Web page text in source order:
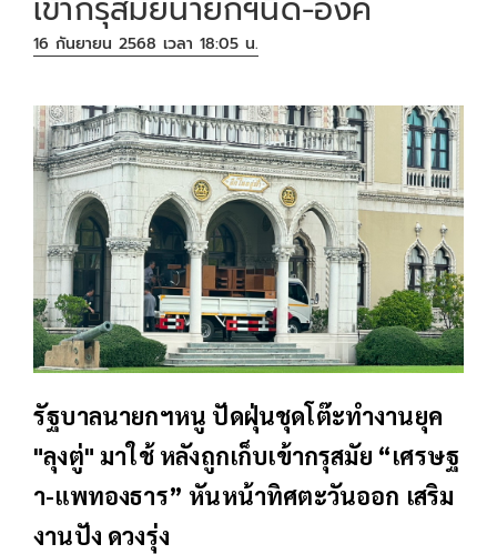
16 กันยายน 2568 เวลา 18:05 น.
รัฐบาลนายกฯหนู ปัดฝุ่นชุดโต๊ะทำงานยุค
"ลุงตู่" มาใช้ หลังถูกเก็บเข้ากรุสมัย “เศรษฐ
า-แพทองธาร” หันหน้าทิศตะวันออก เสริม
งานปัง ดวงรุ่ง